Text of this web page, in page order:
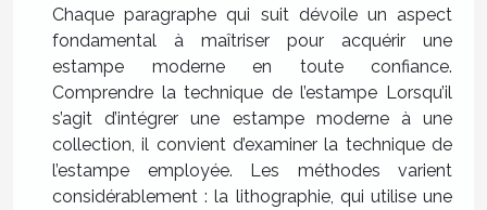
Chaque paragraphe qui suit dévoile un aspect
fondamental à maîtriser pour acquérir une
estampe moderne en toute confiance.
Comprendre la technique de l’estampe Lorsqu’il
s’agit d’intégrer une estampe moderne à une
collection, il convient d’examiner la technique de
l’estampe employée. Les méthodes varient
considérablement : la lithographie, qui utilise une